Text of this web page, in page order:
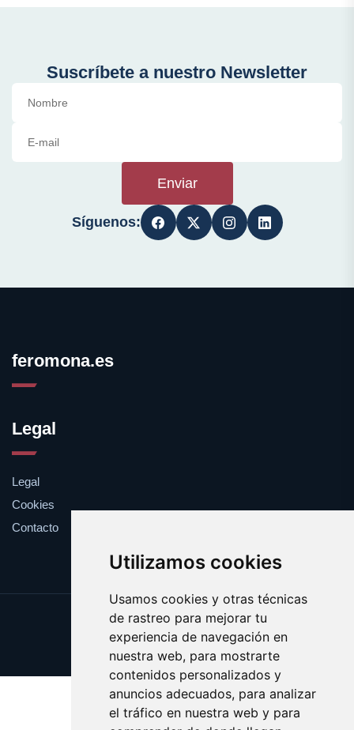
Utilizamos cookies
Usamos cookies y otras técnicas
de rastreo para mejorar tu
experiencia de navegación en
nuestra web, para mostrarte
contenidos personalizados y
anuncios adecuados, para analizar
el tráfico en nuestra web y para
Suscríbete a nuestro Newsletter
Enviar
Síguenos:
feromona.es
Legal
Legal
Cookies
Contacto
Update cookies preferences
Copyright © 2025 feromona.es